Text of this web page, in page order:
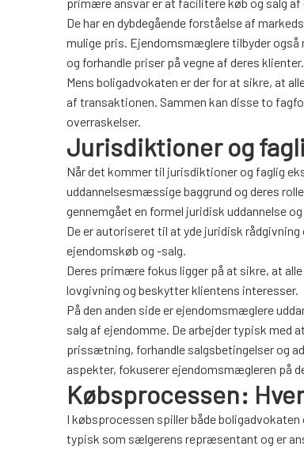
primære ansvar er at facilitere køb og salg
De har en dybdegående forståelse af
mulige pris. Ejendomsmæglere tilbyder
og forhandle priser på vegne af deres klienter.
Mens boligadvokaten er der for at sikre, at
af transaktionen. Sammen kan disse to
overraskelser.
Jurisdiktioner og
Når det kommer til jurisdiktioner og faglig
uddannelsesmæssige baggrund og deres
gennemgået en formel juridisk uddannelse
De er autoriseret til at yde juridisk
ejendomskøb og -salg.
Deres primære fokus ligger på at sikre, at
lovgivning og beskytter klientens interesser.
På den anden side er ejendomsmæglere
salg af ejendomme. De arbejder typisk med
prissætning, forhandle salgsbetingelser og
aspekter, fokuserer ejendomsmægleren på
Købsprocessen:
I købsprocessen spiller både
typisk som sælgerens repræsentant og er